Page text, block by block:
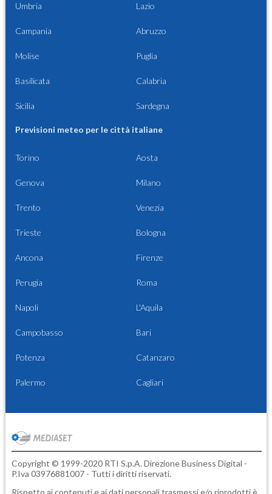
Umbria Lazio
Campania Abruzzo
Molise Puglia
Basilicata Calabria
Sicilia Sardegna
Previsioni meteo per le città italiane
Torino Aosta
Genova Milano
Trento Venezia
Trieste Bologna
Ancona Firenze
Perugia Roma
Napoli L'Aquila
Campobasso Bari
Potenza Catanzaro
Palermo Cagliari
Copyright © 1999-2020 RTI S.p.A. Direzione Business Digital -
P.Iva 03976881007 - Tutti i diritti riservati.
Rispetto ai contenuti e ai dati personali trasmessi e/o riprodotti è